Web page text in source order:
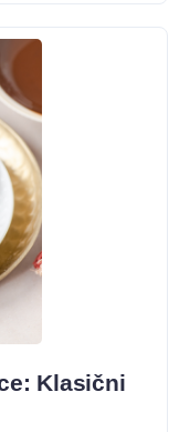
Klasični